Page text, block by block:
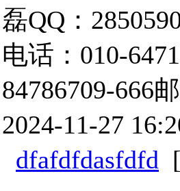
磊QQ：
电话：010-
84786709-666
2024-11-27
dfafdfdasfdfd